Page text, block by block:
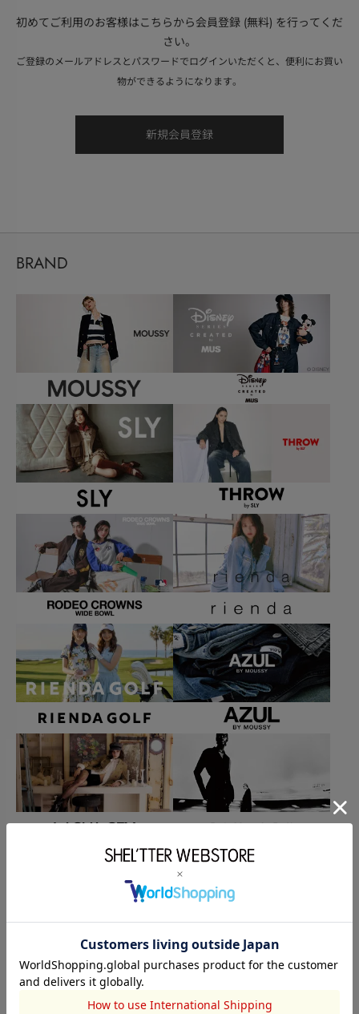
初めてご利用のお客様はこちらから会員登録 (無料) を行ってくだ
さい。
ご登録のメールアドレスとパスワードでログインいただくと、便利にお買い
物ができるようになります。
BRAND